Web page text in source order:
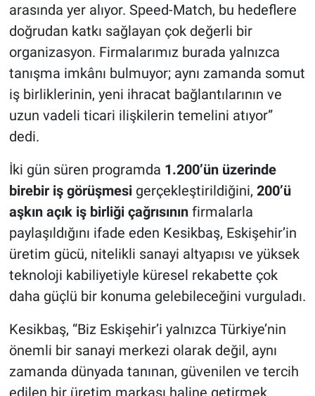
arasında yer alıyor. Speed-Match, bu hedeflere
doğrudan katkı sağlayan çok değerli bir
organizasyon. Firmalarımız burada yalnızca
tanışma imkânı bulmuyor; aynı zamanda somut
iş birliklerinin, yeni ihracat bağlantılarının ve
uzun vadeli ticari ilişkilerin temelini atıyor”
dedi.
İki gün süren programda 1.200’ün üzerinde
birebir iş görüşmesi gerçekleştirildiğini, 200’ü
aşkın açık iş birliği çağrısınınfirmalarla
paylaşıldığını ifade eden Kesikbaş, Eskişehir’in
üretim gücü, nitelikli sanayi altyapısı ve yüksek
teknoloji kabiliyetiyle küresel rekabette çok
daha güçlü bir konuma gelebileceğini vurguladı.
Kesikbaş, “Biz Eskişehir’i yalnızca Türkiye’nin
önemli bir sanayi merkezi olarak değil, aynı
zamanda dünyada tanınan, güvenilen ve tercih
edilen bir üretim markası haline getirmek